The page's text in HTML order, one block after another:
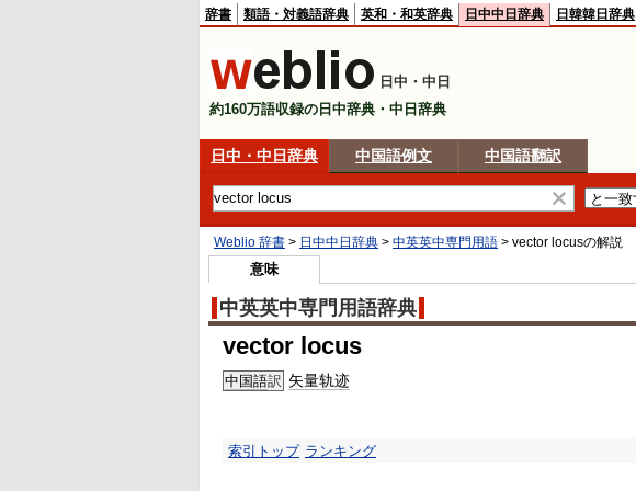
辞書 類語・対義語辞典 英和・和英辞典 日中中日辞典 日韓韓日辞典
日中・中日
約160万語収録の日中辞典・中日辞典
日中・中日辞典 中国語例文 中国語翻訳
Weblio 辞書 > 日中中日辞典 > 中英英中専門用語 > vector locusの解説
意味
中英英中専門用語辞典
vector locus
中国語訳 矢量轨迹
索引トップ ランキング